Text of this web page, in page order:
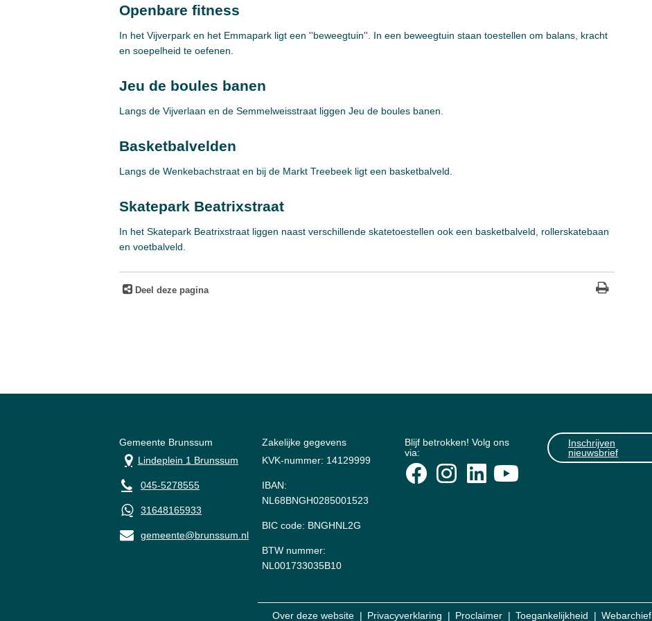
Openbare fitness
In het Vijverpark en het Emmapark ligt een ''beweegtuin''. In een beweegtuin staan toestellen om balans, kracht
en soepelheid te oefenen.
Jeu de boules banen
Langs de Vijverlaan en de Semmelweisstraat liggen Jeu de boules banen.
Basketbalvelden
Langs de Wenkebachstraat en bij de Markt Treebeek ligt een basketbalveld.
Skatepark Beatrixstraat
In het Skatepark Beatrixstraat liggen naast verschillende skatetoestellen ook een basketbalveld, rollerskatebaan
en voetbalveld.
Deel deze pagina
Gemeente Brunssum
Lindeplein 1 Brunssum
045-5278555
31648165933
gemeente@brunssum.nl
Zakelijke gegevens
KVK-nummer: 14129999
IBAN:
NL68BNGH0285001523
BIC code: BNGHNL2G
BTW nummer:
NL001733035B10
Blijf betrokken! Volg ons
via:
Inschrijven
nieuwsbrief
Over deze website Privacyverklaring Proclaimer Toegankelijkheid Webarchief